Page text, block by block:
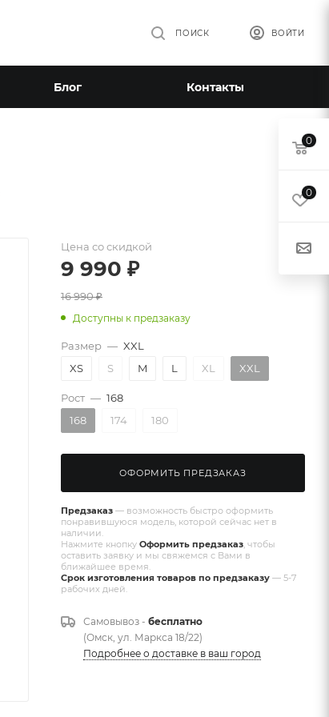
ВОЙТИ
ПОИСК
Блог Контакты
Цена со скидкой
9 990 ₽
16 990₽
Доступны к предзаказу
Размер — XXL
XS
S M L XL XXL
Рост — 168
168
174 180
ОФОРМИТЬ ПРЕДЗАКАЗ
Предзаказ — возможность быстро оформить
понравившуюся модель, которой сейчас нет в
наличии.
Нажмите кнопку Оформить предзаказ , чтобы
оставить заявку и мы свяжемся с Вами в
ближайшее время.
Срок изготовления товаров по предзаказу — 5-7
рабочих дней.
Самовывоз - бесплатно
(Омск, ул. Маркса 18/22)
Подробнее о доставке в ваш город
0
0